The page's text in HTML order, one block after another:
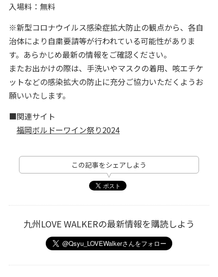
入場料：無料
※新型コロナウイルス感染症拡大防止の観点から、各自
治体により自粛要請等が行われている可能性がありま
す。あらかじめ最新の情報をご確認ください。
またお出かけの際は、手洗いやマスクの着用、咳エチケ
ットなどの感染拡大の防止に充分ご協力いただくようお
願いいたします。
■関連サイト
福岡ボルドーワイン祭り2024
この記事をシェアしよう
九州LOVE WALKERの最新情報を購読しよう